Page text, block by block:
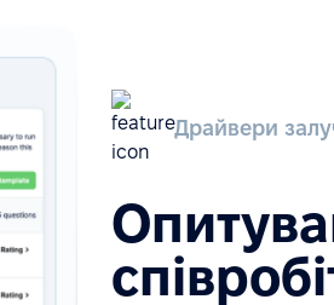
Драйвери